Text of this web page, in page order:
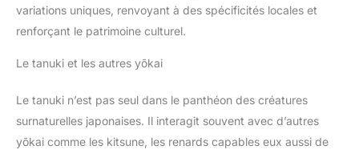
variations uniques, renvoyant à des spécificités locales et
renforçant le patrimoine culturel.
Le tanuki et les autres yōkai
Le tanuki n’est pas seul dans le panthéon des créatures
surnaturelles japonaises. Il interagit souvent avec d’autres
yōkai comme les kitsune, les renards capables eux aussi de